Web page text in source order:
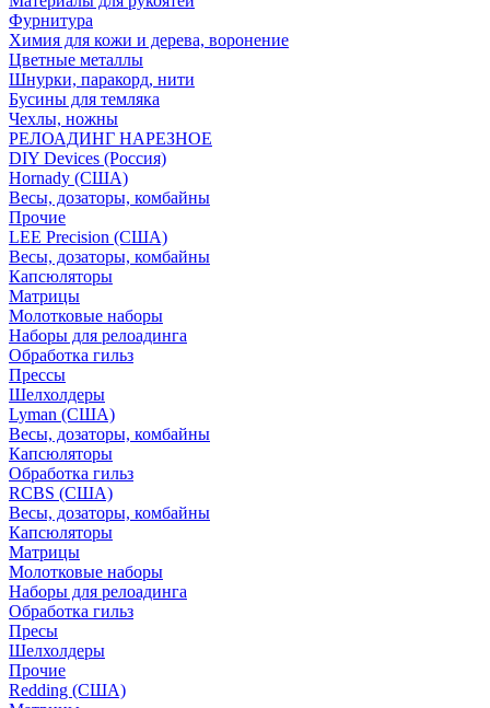
Фурнитура
Химия для кожи и дерева, воронение
Цветные металлы
Шнурки, паракорд, нити
Бусины для темляка
Чехлы, ножны
РЕЛОАДИНГ НАРЕЗНОЕ
DIY Devices (Россия)
Hornady (США)
Весы, дозаторы, комбайны
Прочие
LEE Precision (США)
Весы, дозаторы, комбайны
Капсюляторы
Матрицы
Молотковые наборы
Наборы для релоадинга
Обработка гильз
Преcсы
Шелхолдеры
Lyman (США)
Весы, дозаторы, комбайны
Капсюляторы
Обработка гильз
RCBS (США)
Весы, дозаторы, комбайны
Капсюляторы
Матрицы
Молотковые наборы
Наборы для релоадинга
Обработка гильз
Пресы
Шелхолдеры
Прочие
Redding (США)